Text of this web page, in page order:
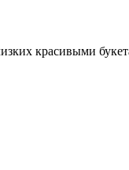
красивыми